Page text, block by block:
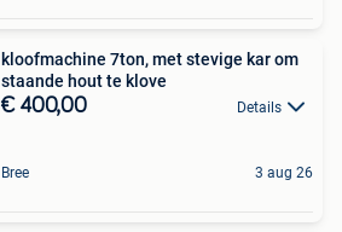
kloofmachine 7ton, met stevige kar om
staande hout te klove
€ 400,00 Details
Bree 3 aug 26